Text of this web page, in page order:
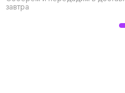
завтра